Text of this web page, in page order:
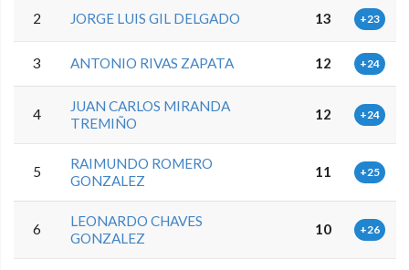
2 JORGE LUIS GIL DELGADO 13 +23
3 ANTONIO RIVAS ZAPATA 12 +24
4
JUAN CARLOS MIRANDA
TREMIÑO
12 +24
5
RAIMUNDO ROMERO
GONZALEZ
11 +25
6
LEONARDO CHAVES
GONZALEZ
10 +26